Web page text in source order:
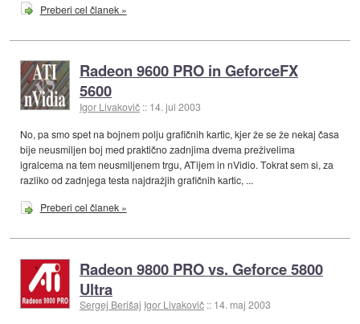
Preberi cel članek »
Radeon 9600 PRO in GeforceFX
5600
Igor Livakovič :: 14. jul 2003
No, pa smo spet na bojnem polju grafičnih kartic, kjer že se že nekaj časa
bije neusmiljen boj med praktično zadnjima dvema preživelima
igralcema na tem neusmiljenem trgu, ATijem in nVidio. Tokrat sem si, za
razliko od zadnjega testa najdražjih grafičnih kartic, ...
Preberi cel članek »
Radeon 9800 PRO vs. Geforce 5800
Ultra
Sergej Berišaj Igor Livakovič :: 14. maj 2003